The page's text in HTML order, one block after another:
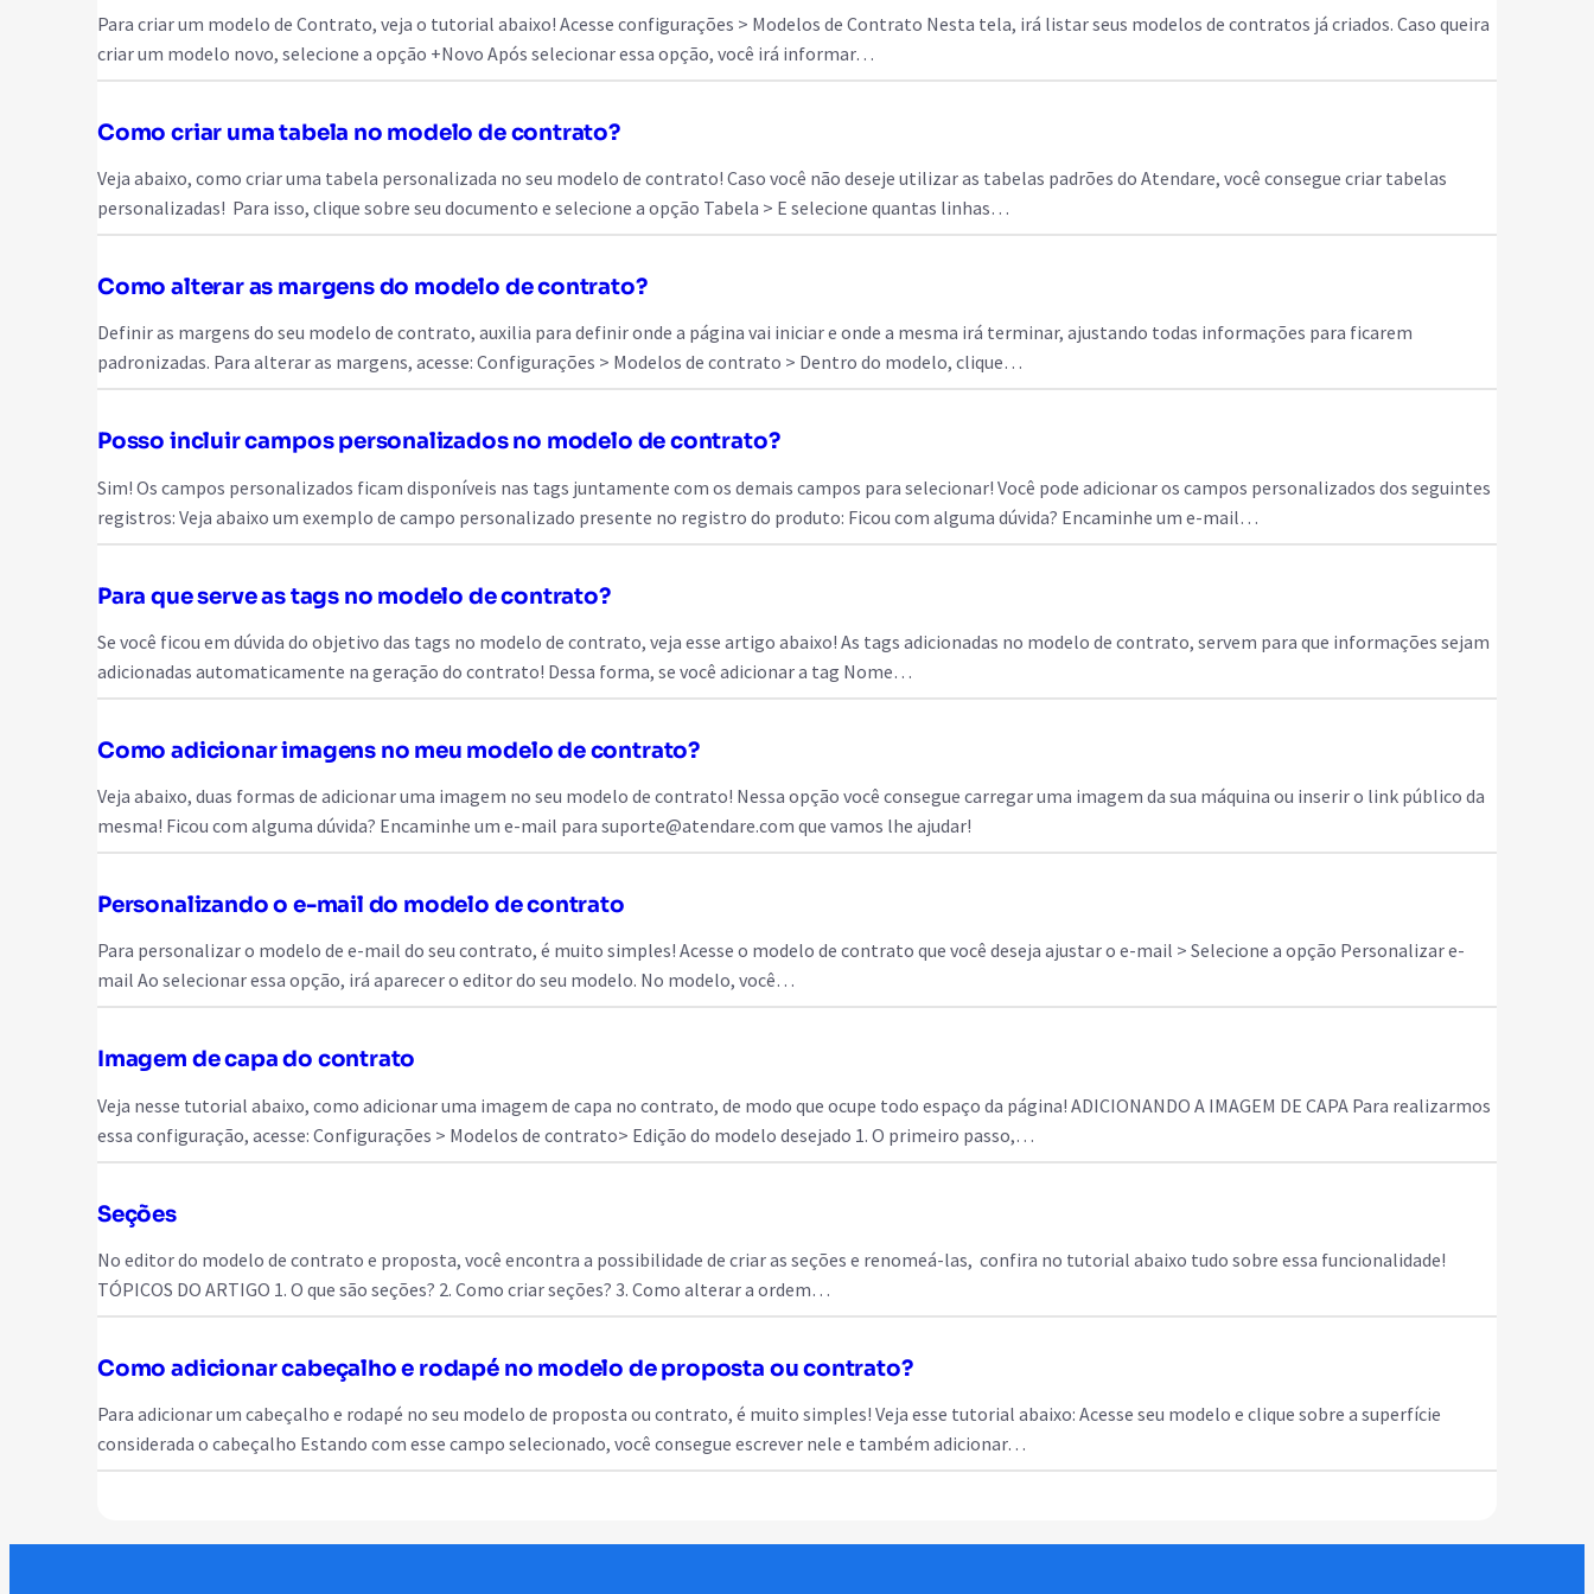
Para criar um modelo de Contrato, veja o tutorial abaixo! Acesse configurações > Modelos de Contrato Nesta tela, irá listar seus modelos de contratos já criados. Caso queira
criar um modelo novo, selecione a opção +Novo Após selecionar essa opção, você irá informar…
Como criar uma tabela no modelo de contrato?
Veja abaixo, como criar uma tabela personalizada no seu modelo de contrato! Caso você não deseje utilizar as tabelas padrões do Atendare, você consegue criar tabelas
personalizadas! Para isso, clique sobre seu documento e selecione a opção Tabela > E selecione quantas linhas…
Como alterar as margens do modelo de contrato?
Definir as margens do seu modelo de contrato, auxilia para definir onde a página vai iniciar e onde a mesma irá terminar, ajustando todas informações para ficarem
padronizadas. Para alterar as margens, acesse: Configurações > Modelos de contrato > Dentro do modelo, clique…
Posso incluir campos personalizados no modelo de contrato?
Sim! Os campos personalizados ficam disponíveis nas tags juntamente com os demais campos para selecionar! Você pode adicionar os campos personalizados dos seguintes
registros: Veja abaixo um exemplo de campo personalizado presente no registro do produto: Ficou com alguma dúvida? Encaminhe um e-mail…
Para que serve as tags no modelo de contrato?
Se você ficou em dúvida do objetivo das tags no modelo de contrato, veja esse artigo abaixo! As tags adicionadas no modelo de contrato, servem para que informações sejam
adicionadas automaticamente na geração do contrato! Dessa forma, se você adicionar a tag Nome…
Como adicionar imagens no meu modelo de contrato?
Veja abaixo, duas formas de adicionar uma imagem no seu modelo de contrato! Nessa opção você consegue carregar uma imagem da sua máquina ou inserir o link público da
mesma! Ficou com alguma dúvida? Encaminhe um e-mail para suporte@atendare.com que vamos lhe ajudar!
Personalizando o e-mail do modelo de contrato
Para personalizar o modelo de e-mail do seu contrato, é muito simples! Acesse o modelo de contrato que você deseja ajustar o e-mail > Selecione a opção Personalizar e-
mail Ao selecionar essa opção, irá aparecer o editor do seu modelo. No modelo, você…
Imagem de capa do contrato
Veja nesse tutorial abaixo, como adicionar uma imagem de capa no contrato, de modo que ocupe todo espaço da página! ADICIONANDO A IMAGEM DE CAPA Para realizarmos
essa configuração, acesse: Configurações > Modelos de contrato> Edição do modelo desejado 1. O primeiro passo,…
Seções
No editor do modelo de contrato e proposta, você encontra a possibilidade de criar as seções e renomeá-las, confira no tutorial abaixo tudo sobre essa funcionalidade!
TÓPICOS DO ARTIGO 1. O que são seções? 2. Como criar seções? 3. Como alterar a ordem…
Como adicionar cabeçalho e rodapé no modelo de proposta ou contrato?
Para adicionar um cabeçalho e rodapé no seu modelo de proposta ou contrato, é muito simples! Veja esse tutorial abaixo: Acesse seu modelo e clique sobre a superfície
considerada o cabeçalho Estando com esse campo selecionado, você consegue escrever nele e também adicionar…